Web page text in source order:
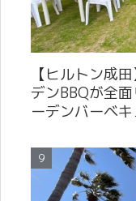
【ヒルトン成
デンBBQが全
ーデンバーベ